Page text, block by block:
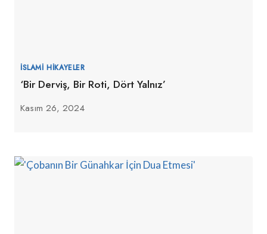
İSLAMI HIKAYELER
‘Bir Derviş, Bir Roti, Dört Yalnız’
Kasım 26, 2024